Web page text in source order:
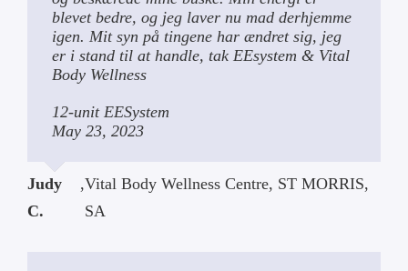
blevet bedre, og jeg laver nu mad derhjemme
igen. Mit syn på tingene har ændret sig, jeg
er i stand til at handle, tak EEsystem & Vital
Body Wellness
12-unit EESystem
May 23, 2023
Judy
C.
,Vital Body Wellness Centre, ST MORRIS,
SA